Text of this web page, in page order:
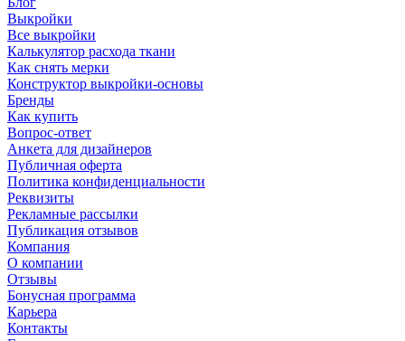
Выкройки
Все выкройки
Калькулятор расхода ткани
Как снять мерки
Конструктор выкройки-основы
Бренды
Как купить
Вопрос-ответ
Анкета для дизайнеров
Публичная оферта
Политика конфиденциальности
Реквизиты
Рекламные рассылки
Публикация отзывов
Компания
О компании
Отзывы
Бонусная программа
Карьера
Контакты